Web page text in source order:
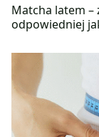
Matcha latem –
odpowiedniej